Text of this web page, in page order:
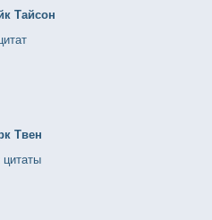
Тайсон
Твен
цитаты